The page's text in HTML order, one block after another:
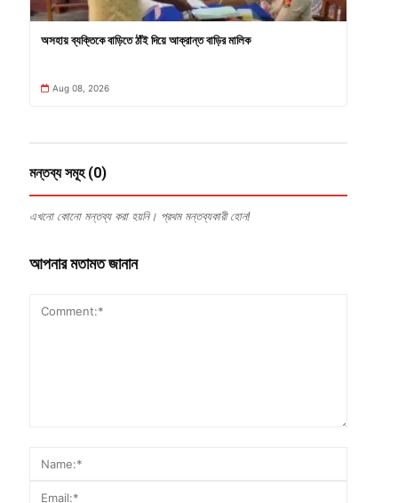
অসহায় ব্যক্তিকে বাড়িতে ঠাঁই দিয়ে আক্রান্ত বাড়ির মালিক
Aug 08, 2026
মন্তব্য সমূহ (0)
এখনো কোনো মন্তব্য করা হয়নি। প্রথম মন্তব্যকারী হোন!
আপনার মতামত জানান